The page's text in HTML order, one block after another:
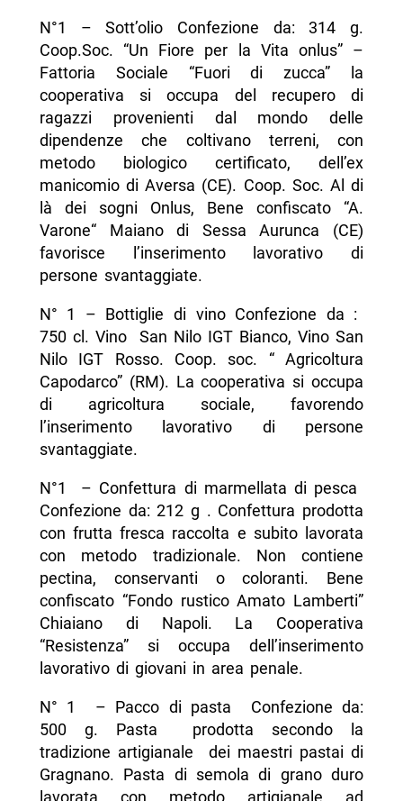
N°1 – Sott’olio Confezione da: 314 g.
Coop.Soc. “Un Fiore per la Vita onlus” –
Fattoria Sociale “Fuori di zucca” la
cooperativa si occupa del recupero di
ragazzi provenienti dal mondo delle
dipendenze che coltivano terreni, con
metodo biologico certificato, dell’ex
manicomio di Aversa (CE). Coop. Soc. Al di
là dei sogni Onlus, Bene confiscato “A.
Varone“ Maiano di Sessa Aurunca (CE)
favorisce l’inserimento lavorativo di
persone svantaggiate.
N° 1 – Bottiglie di vino Confezione da :
750 cl. Vino San Nilo IGT Bianco, Vino San
Nilo IGT Rosso. Coop. soc. “ Agricoltura
Capodarco” (RM). La cooperativa si occupa
di agricoltura sociale, favorendo
l’inserimento lavorativo di persone
svantaggiate.
N°1 – Confettura di marmellata di pesca
Confezione da: 212 g . Confettura prodotta
con frutta fresca raccolta e subito lavorata
con metodo tradizionale. Non contiene
pectina, conservanti o coloranti. Bene
confiscato “Fondo rustico Amato Lamberti”
Chiaiano di Napoli. La Cooperativa
“Resistenza” si occupa dell’inserimento
lavorativo di giovani in area penale.
N° 1 – Pacco di pasta Confezione da:
500 g. Pasta prodotta secondo la
tradizione artigianale dei maestri pastai di
Gragnano. Pasta di semola di grano duro